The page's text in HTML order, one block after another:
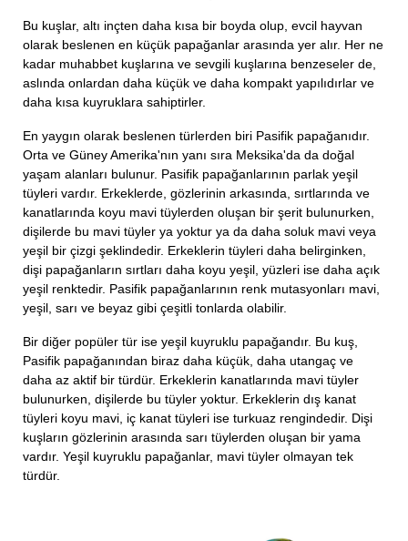
Bu kuşlar, altı inçten daha kısa bir boyda olup, evcil hayvan
olarak beslenen en küçük papağanlar arasında yer alır. Her ne
kadar muhabbet kuşlarına ve sevgili kuşlarına benzeseler de,
aslında onlardan daha küçük ve daha kompakt yapılıdırlar ve
daha kısa kuyruklara sahiptirler.
En yaygın olarak beslenen türlerden biri Pasifik papağanıdır.
Orta ve Güney Amerika'nın yanı sıra Meksika'da da doğal
yaşam alanları bulunur. Pasifik papağanlarının parlak yeşil
tüyleri vardır. Erkeklerde, gözlerinin arkasında, sırtlarında ve
kanatlarında koyu mavi tüylerden oluşan bir şerit bulunurken,
dişilerde bu mavi tüyler ya yoktur ya da daha soluk mavi veya
yeşil bir çizgi şeklindedir. Erkeklerin tüyleri daha belirginken,
dişi papağanların sırtları daha koyu yeşil, yüzleri ise daha açık
yeşil renktedir. Pasifik papağanlarının renk mutasyonları mavi,
yeşil, sarı ve beyaz gibi çeşitli tonlarda olabilir.
Bir diğer popüler tür ise yeşil kuyruklu papağandır. Bu kuş,
Pasifik papağanından biraz daha küçük, daha utangaç ve
daha az aktif bir türdür. Erkeklerin kanatlarında mavi tüyler
bulunurken, dişilerde bu tüyler yoktur. Erkeklerin dış kanat
tüyleri koyu mavi, iç kanat tüyleri ise turkuaz rengindedir. Dişi
kuşların gözlerinin arasında sarı tüylerden oluşan bir yama
vardır. Yeşil kuyruklu papağanlar, mavi tüyler olmayan tek
türdür.